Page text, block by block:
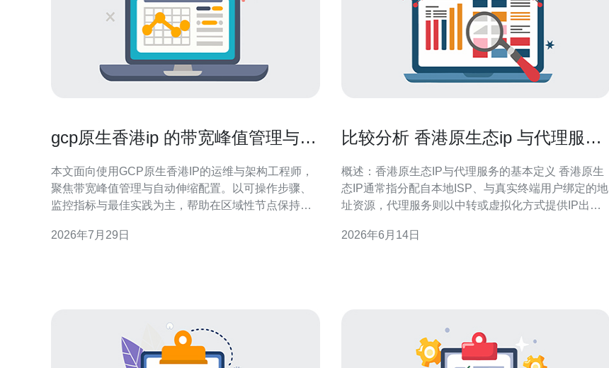
gcp原生香港ip 的带宽峰值管理与自
本文面向使用GCP原生香港IP的运维与架构工程师，
聚焦带宽峰值管理与自动伸缩配置。以可操作步骤、
监控指标与最佳实践为主，帮助在区域性节点保持可
宽峰值管控 香港作为亚太重要网络枢纽，流量峰值常
2026年7月29日
比较分析 香港原生态ip 与代理服务
概述：香港原生态IP与代理服务的基本定义 香港原生
态IP通常指分配自本地ISP、与真实终端用户绑定的地
址资源，代理服务则以中转或虚拟化方式提供IP出
接影响流量的自然度与搜索引擎/平台的判别结果。 获
2026年6月14日